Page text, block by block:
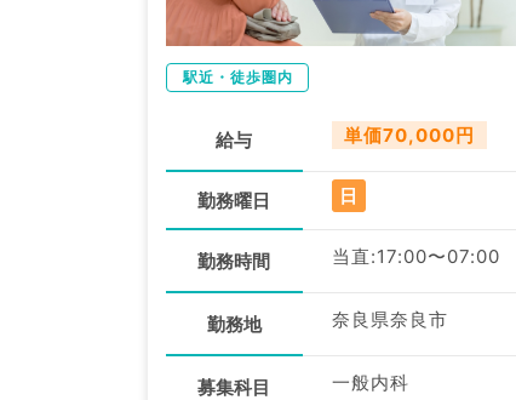
駅近・徒歩圏内
給与 単価70,000円
勤務曜日 日
勤務時間 当直:17:00〜07:00
勤務地 奈良県奈良市
募集科目 一般内科